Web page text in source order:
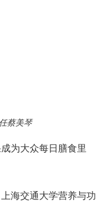
蔡美琴
为大众每日膳食里
海交通大学营养与功